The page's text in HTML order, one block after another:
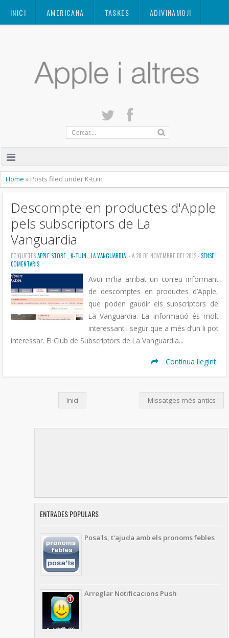
INICI AMERICANA TASKES ADIVINAMOJI
Home » Posts filed under K-tuin
Descompte en productes d'Apple
pels subscriptors de La
Vanguardia
ETIQUETESAPPLE STORE , K-TUIN , LA VANGUARDIA - A 28 DE NOVEMBRE DEL 2012 -SENSE
COMENTARIS
Avui m’ha arribat un correu informant
de descomptes en productes d’Apple,
que poden gaudir els subscriptors de
La Vanguardia. La informació és molt
interessant i segur que a més d’un li pot
interessar. El Club de Subscriptors de La Vanguardia...
Continua llegint
Missatges més antics
Inici
ENTRADES POPULARS
Posa'ls, t'ajuda amb els pronoms febles
Arreglar Notificacions Push